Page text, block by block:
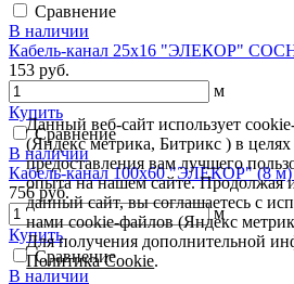
Сравнение
В наличии
Кабель-канал 25х16 "ЭЛЕКОР"
153 руб.
м
Купить
Сравнение
В наличии
Кабель-канал 100х60 "ЭЛЕКОР" (8
756 руб.
м
Купить
Сравнение
В наличии
Данный веб-сайт использует
(Яндекс метрика, Битрикс ) в целях
предоставления вам лучшего
опыта на нашем сайте. Продолжая
данный сайт, вы соглашаетесь с
нами cookie-файлов (Яндекс
Для получения дополнительной
Политика Cookie.